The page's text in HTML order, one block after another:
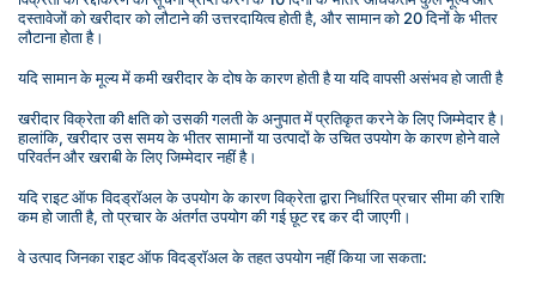
दस्तावेजों को खरीदार को लौटाने की उत्तरदायित्व होती है, और सामान को 20 दिनों के भीतर
लौटाना होता है।
यदि सामान के मूल्य में कमी खरीदार के दोष के कारण होती है या यदि वापसी असंभव हो जाती है
खरीदार विक्रेता की क्षति को उसकी गलती के अनुपात में प्रतिकृत करने के लिए जिम्मेदार है।
हालांकि, खरीदार उस समय के भीतर सामानों या उत्पादों के उचित उपयोग के कारण होने वाले
परिवर्तन और खराबी के लिए जिम्मेदार नहीं है।
यदि राइट ऑफ विदड्रॉअल के उपयोग के कारण विक्रेता द्वारा निर्धारित प्रचार सीमा की राशि
कम हो जाती है, तो प्रचार के अंतर्गत उपयोग की गई छूट रद्द कर दी जाएगी।
वे उत्पाद जिनका राइट ऑफ विदड्रॉअल के तहत उपयोग नहीं किया जा सकता: